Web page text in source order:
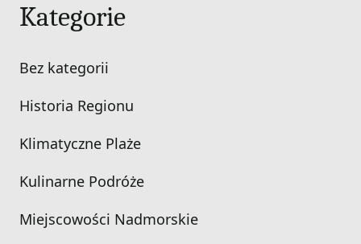
Kategorie
Bez kategorii
Historia Regionu
Klimatyczne Plaże
Kulinarne Podróże
Miejscowości Nadmorskie